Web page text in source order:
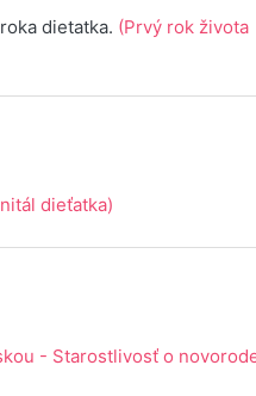
dietatka. (Prvý rok života
dieťatka)
- Starostlivosť o